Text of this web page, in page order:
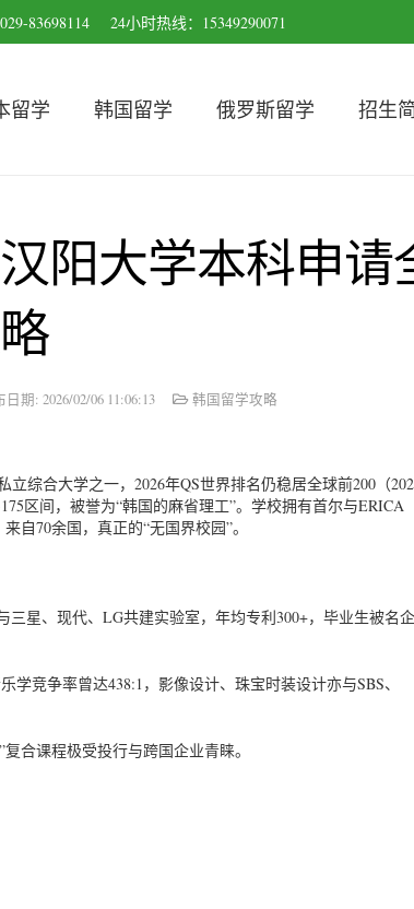
029-83698114 24小时热线：15349290071
留学 韩国留学 俄罗斯留学 招生
阳大学本科申请
日期: 2026/02/06 11:06:13 韩国留学攻略
综合大学之一，2026年QS世界排名仍稳居全球前200（
区间，被誉为“韩国的麻省理工”。学校拥有首尔与ERICA
自70余国，真正的“无国界校园”。
星、现代、LG共建实验室，年均专利300+，毕业生被名
竞争率曾达438:1，影像设计、珠宝时装设计亦与SBS、
合课程极受投行与跨国企业青睐。